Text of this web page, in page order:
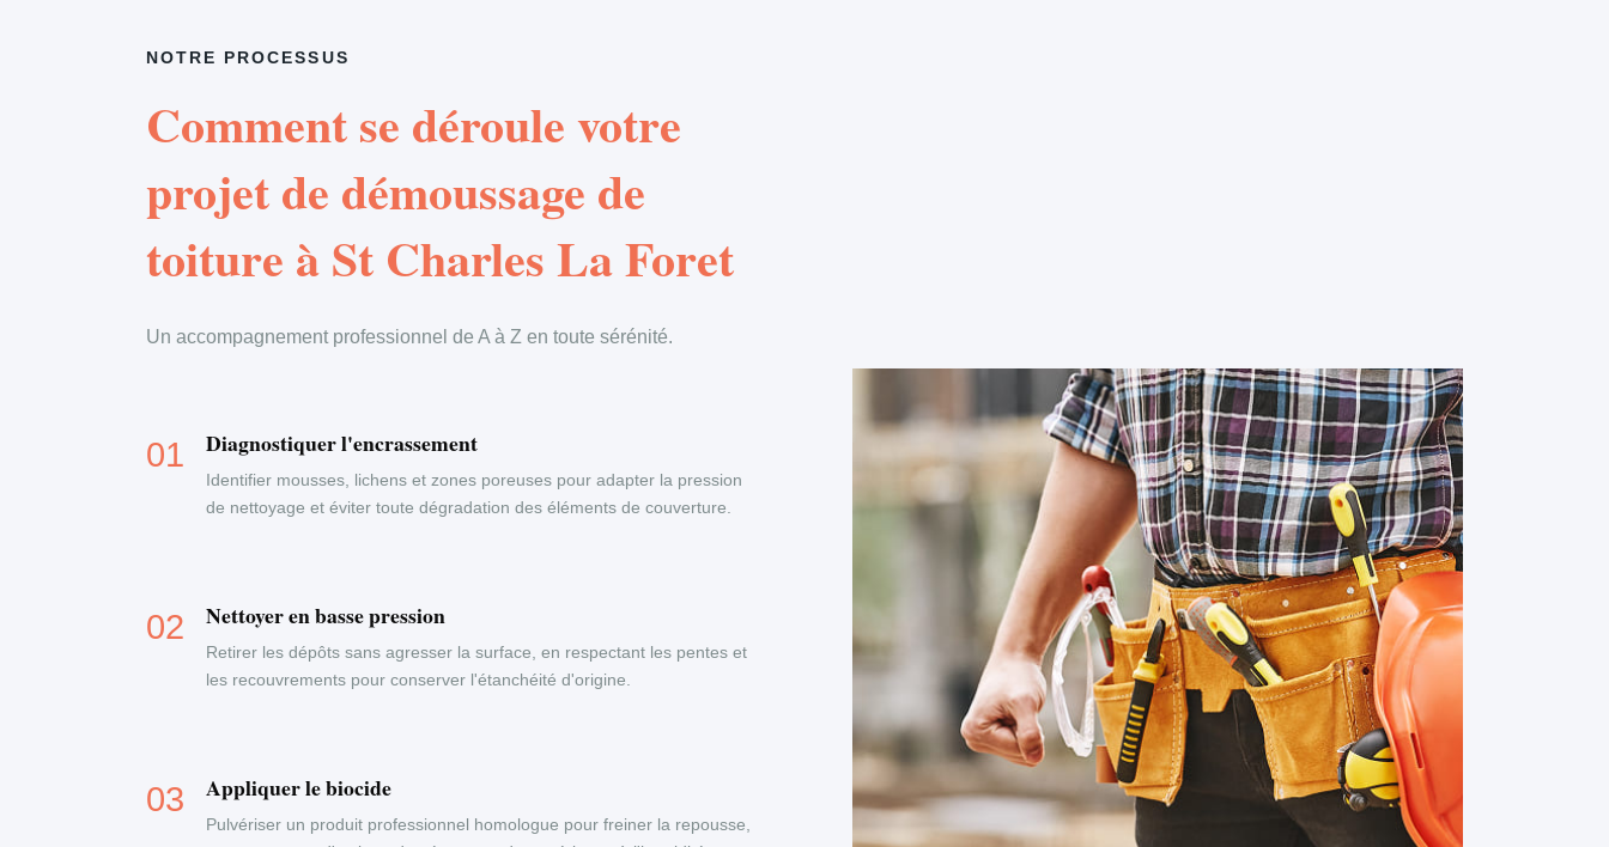
NOTRE PROCESSUS
Comment se déroule votre
projet de démoussage de
toiture à St Charles La Foret
Un accompagnement professionnel de A à Z en toute sérénité.
Diagnostiquer l'encrassement
Identifier mousses, lichens et zones poreuses pour adapter la pression
de nettoyage et éviter toute dégradation des éléments de couverture.
Nettoyer en basse pression
Retirer les dépôts sans agresser la surface, en respectant les pentes et
les recouvrements pour conserver l'étanchéité d'origine.
Appliquer le biocide
Pulvériser un produit professionnel homologue pour freiner la repousse,